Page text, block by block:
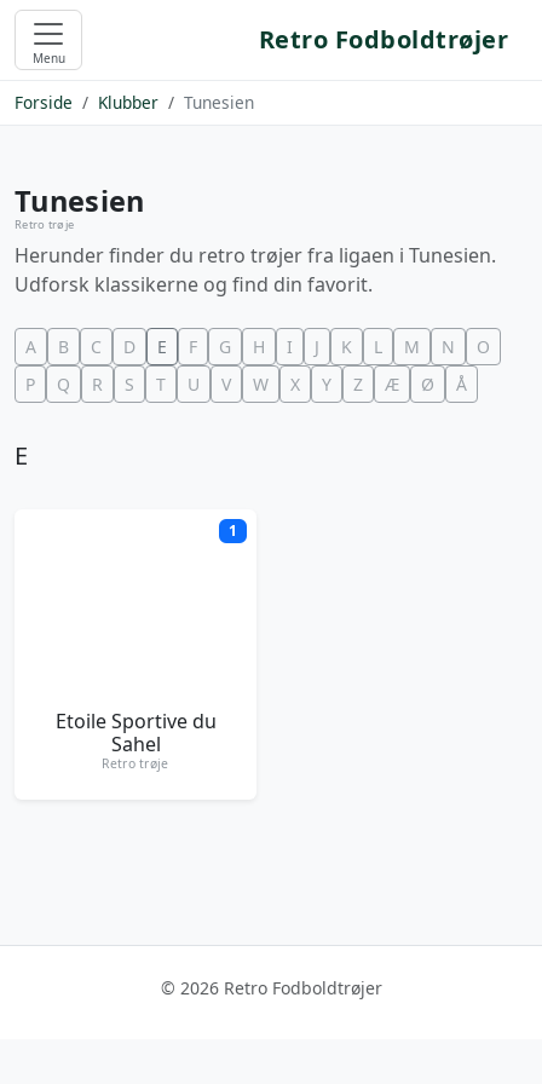
Menu
Retro Fodboldtrøjer
Forside Klubber Tunesien
Tunesien
Retro trøje
Herunder finder du retro trøjer fra ligaen i Tunesien.
Udforsk klassikerne og find din favorit.
A B C D E F G H I J K L M N
O
P
Q R S T U V W X Y Z Æ Ø Å
E
1
Etoile Sportive du
Sahel
Retro trøje
© 2026 Retro Fodboldtrøjer